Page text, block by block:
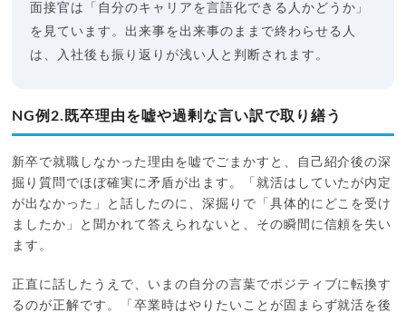
面接官は「自分のキャリアを言語化できる人かどうか」
を見ています。出来事を出来事のままで終わらせる人
は、入社後も振り返りが浅い人と判断されます。
NG例2.既卒理由を嘘や過剰な言い訳で取り繕う
新卒で就職しなかった理由を嘘でごまかすと、自己紹介後の深
掘り質問でほぼ確実に矛盾が出ます。「就活はしていたが内定
が出なかった」と話したのに、深掘りで「具体的にどこを受け
ましたか」と聞かれて答えられないと、その瞬間に信頼を失い
ます。
正直に話したうえで、いまの自分の言葉でポジティブに転換す
るのが正解です。「卒業時はやりたいことが固まらず就活を後